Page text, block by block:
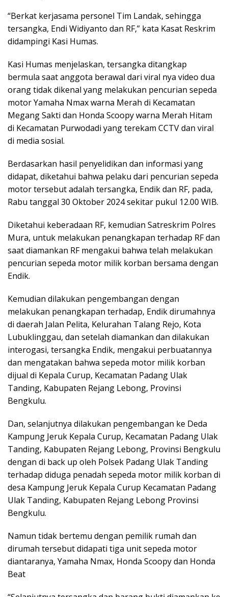
“Berkat kerjasama personel Tim Landak, sehingga
tersangka, Endi Widiyanto dan RF,” kata Kasat Reskrim
didampingi Kasi Humas.
Kasi Humas menjelaskan, tersangka ditangkap
bermula saat anggota berawal dari viral nya video dua
orang tidak dikenal yang melakukan pencurian sepeda
motor Yamaha Nmax warna Merah di Kecamatan
Megang Sakti dan Honda Scoopy warna Merah Hitam
di Kecamatan Purwodadi yang terekam CCTV dan viral
di media sosial.
Berdasarkan hasil penyelidikan dan informasi yang
didapat, diketahui bahwa pelaku dari pencurian sepeda
motor tersebut adalah tersangka, Endik dan RF, pada,
Rabu tanggal 30 Oktober 2024 sekitar pukul 12.00 WIB.
Diketahui keberadaan RF, kemudian Satreskrim Polres
Mura, untuk melakukan penangkapan terhadap RF dan
saat diamankan RF mengakui bahwa telah melakukan
pencurian sepeda motor milik korban bersama dengan
Endik.
Kemudian dilakukan pengembangan dengan
melakukan penangkapan terhadap, Endik dirumahnya
di daerah Jalan Pelita, Kelurahan Talang Rejo, Kota
Lubuklinggau, dan setelah diamankan dan dilakukan
interogasi, tersangka Endik, mengakui perbuatannya
dan mengatakan bahwa sepeda motor milik korban
dijual di Kepala Curup, Kecamatan Padang Ulak
Tanding, Kabupaten Rejang Lebong, Provinsi
Bengkulu.
Dan, selanjutnya dilakukan pengembangan ke Deda
Kampung Jeruk Kepala Curup, Kecamatan Padang Ulak
Tanding, Kabupaten Rejang Lebong, Provinsi Bengkulu
dengan di back up oleh Polsek Padang Ulak Tanding
terhadap diduga penadah sepeda motor milik korban di
desa Kampung Jeruk Kepala Curup Kecamatan Padang
Ulak Tanding, Kabupaten Rejang Lebong Provinsi
Bengkulu.
Namun tidak bertemu dengan pemilik rumah dan
dirumah tersebut didapati tiga unit sepeda motor
diantaranya, Yamaha Nmax, Honda Scoopy dan Honda
Beat